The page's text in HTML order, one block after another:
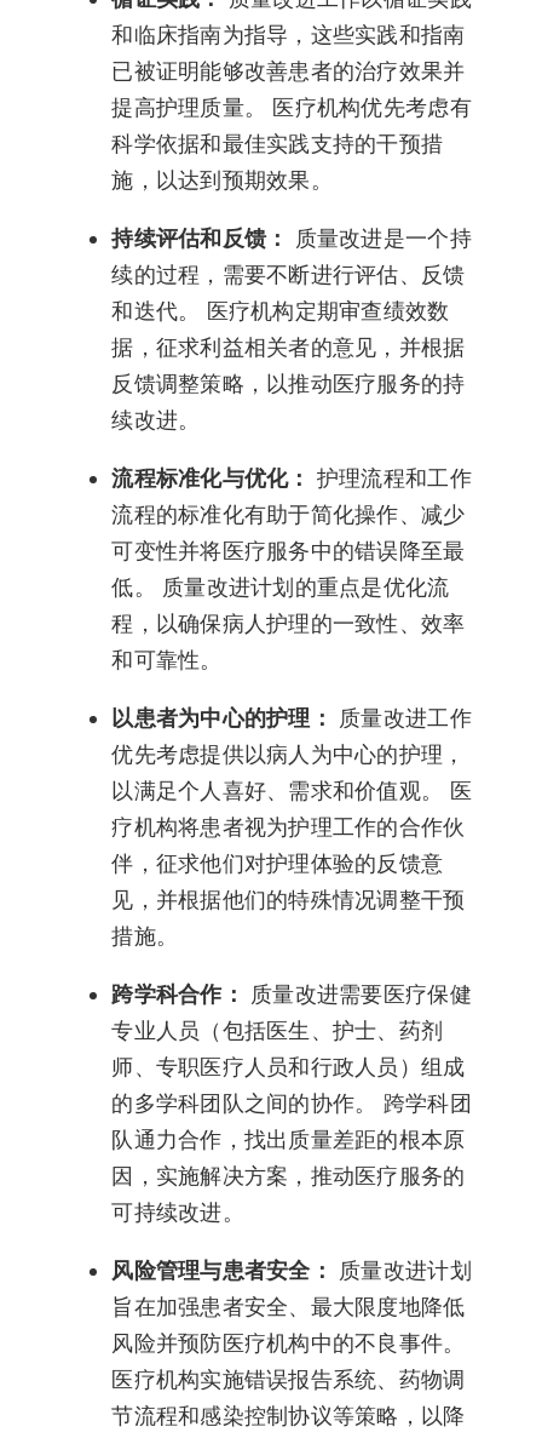
和临床指南为指导，这些实践和指南
已被证明能够改善患者的治疗效果并
提高护理质量。 医疗机构优先考虑有
科学依据和最佳实践支持的干预措
施，以达到预期效果。
持续评估和反馈：
质量改进是一个持
续的过程，需要不断进行评估、反馈
和迭代。 医疗机构定期审查绩效数
据，征求利益相关者的意见，并根据
反馈调整策略，以推动医疗服务的持
续改进。
流程标准化与优化：
护理流程和工作
流程的标准化有助于简化操作、减少
可变性并将医疗服务中的错误降至最
低。 质量改进计划的重点是优化流
程，以确保病人护理的一致性、效率
和可靠性。
以患者为中心的护理： 质量改进工作
优先考虑提供以病人为中心的护理，
以满足个人喜好、需求和价值观。 医
疗机构将患者视为护理工作的合作伙
伴，征求他们对护理体验的反馈意
见，并根据他们的特殊情况调整干预
措施。
跨学科合作：
质量改进需要医疗保健
专业人员（包括医生、护士、药剂
师、专职医疗人员和行政人员）组成
的多学科团队之间的协作。 跨学科团
队通力合作，找出质量差距的根本原
因，实施解决方案，推动医疗服务的
可持续改进。
风险管理与患者安全： 质量改进计划
旨在加强患者安全、最大限度地降低
风险并预防医疗机构中的不良事件。
医疗机构实施错误报告系统、药物调
节流程和感染控制协议等策略，以降